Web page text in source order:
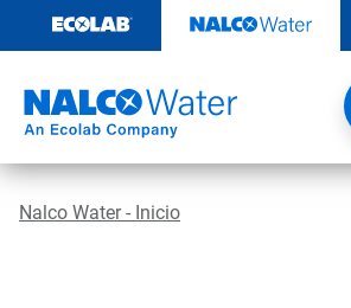
contenido
Nalco Water - Inicio